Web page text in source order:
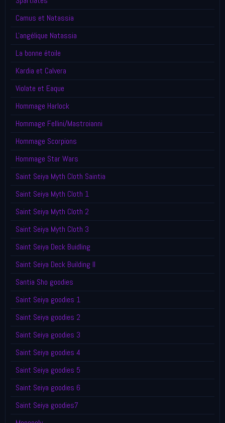
Camus et Natassia
L'angélique Natassia
La bonne étoile
Kardia et Calvera
Violate et Eaque
Hommage Harlock
Hommage Fellini/Mastroianni
Hommage Scorpions
Hommage Star Wars
Saint Seiya Myth Cloth Saintia
Saint Seiya Myth Cloth 1
Saint Seiya Myth Cloth 2
Saint Seiya Myth Cloth 3
Saint Seiya Deck Buidling
Saint Seiya Deck Building II
Santia Sho goodies
Saint Seiya goodies 1
Saint Seiya goodies 2
Saint Seiya goodies 3
Saint Seiya goodies 4
Saint Seiya goodies 5
Saint Seiya goodies 6
Saint Seiya goodies7